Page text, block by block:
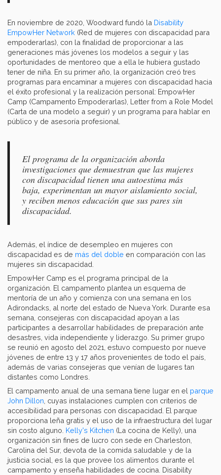
En noviembre de 2020, Woodward fundó la Disability
EmpowHer Network (Red de mujeres con discapacidad para
empoderarlas), con la finalidad de proporcionar a las
generaciones más jóvenes los modelos a seguir y las
oportunidades de mentoreo que a ella le hubiera gustado
tener de niña. En su primer año, la organización creó tres
programas para encaminar a mujeres con discapacidad hacia
el éxito profesional y la realización personal: EmpowHer
Camp (Campamento Empoderarlas), Letter from a Role Model
(Carta de una modelo a seguir) y un programa para hablar en
público y de asesoría profesional.
El programa de la organización aborda
investigaciones que demuestran que las mujeres
con discapacidad tienen una autoestima más
baja, experimentan un mayor aislamiento social,
y reciben menos educación que sus pares sin
discapacidad.
Además, el índice de desempleo en mujeres con
discapacidad es de más del doble en comparación con las
mujeres sin discapacidad.
EmpowHer Camp es el programa principal de la
organización. El campamento plantea un esquema de
mentoría de un año y comienza con una semana en los
Adirondacks, al norte del estado de Nueva York. Durante esa
semana, consejeras con discapacidad apoyan a las
participantes a desarrollar habilidades de preparación ante
desastres, vida independiente y liderazgo. Su primer grupo
se reunió en agosto del 2021, estuvo compuesto por nueve
jóvenes de entre 13 y 17 años provenientes de todo el país,
además de varias consejeras que venían de lugares tan
distantes como Londres.
El campamento anual de una semana tiene lugar en el parque
John Dillon , cuyas instalaciones cumplen con criterios de
accesibilidad para personas con discapacidad. El parque
proporciona leña gratis y el uso de la infraestructura del lugar
sin costo alguno. Kelly's Kitchen (La cocina de Kelly), una
organización sin fines de lucro con sede en Charleston,
Carolina del Sur, devota de la comida saludable y de la
justicia social, es la que provee los alimentos durante el
campamento y enseña habilidades de cocina. Disability